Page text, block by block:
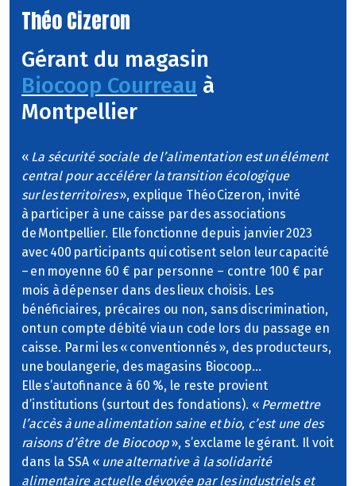
Théo Cizeron
Gérant du magasin
Biocoop Courreau à
Montpellier
« La sécurité sociale de l’alimentation est un élément
central pour accélérer la transition écologique
sur les territoires», explique Théo Cizeron, invité
à participer à une caisse par des associations
de Montpellier. Elle fonctionne depuis janvier 2023
avec 400 participants qui cotisent selon leur capacité
– en moyenne 60 € par personne – contre 100 € par
mois à dépenser dans des lieux choisis. Les
bénéficiaires, précaires ou non, sans discrimination,
ont un compte débité via un code lors du passage en
caisse. Parmi les « conventionnés », des producteurs,
une boulangerie, des magasins Biocoop…
Elle s’autofinance à 60 %, le reste provient
d’institutions (surtout des fondations). « Permettre
l’accès à une alimentation saine et bio, c’est une des
raisons d’être de Biocoop», s’exclame le gérant. Il voit
dans la SSA « une alternative à la solidarité
alimentaire actuelle dévoyée par les industriels et